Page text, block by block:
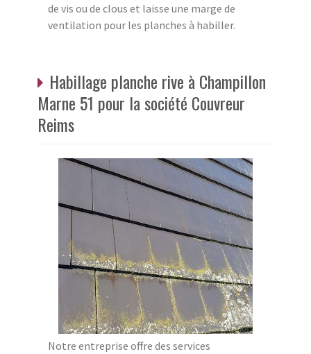
de vis ou de clous et laisse une marge de
ventilation pour les planches à habiller.
Habillage planche rive à Champillon
Marne 51 pour la société Couvreur
Reims
Notre entreprise offre des services